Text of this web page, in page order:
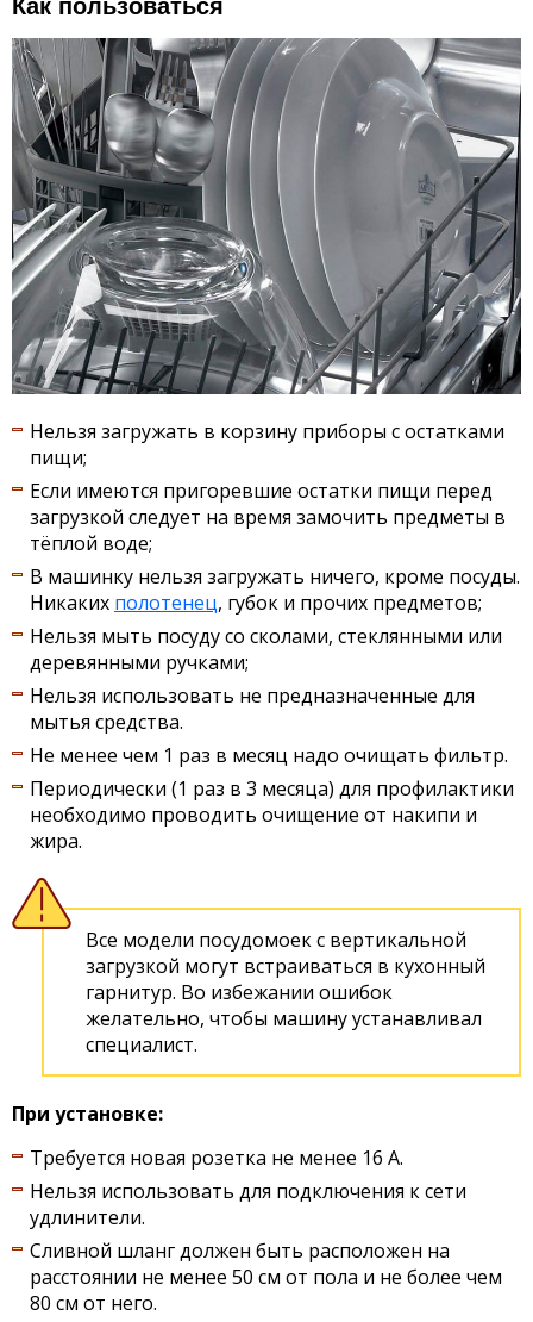
Как пользоваться
Нельзя загружать в корзину приборы с остатками
пищи;
Если имеются пригоревшие остатки пищи перед
загрузкой следует на время замочить предметы в
тёплой воде;
В машинку нельзя загружать ничего, кроме посуды.
Никаких полотенец, губок и прочих предметов;
Нельзя мыть посуду со сколами, стеклянными или
деревянными ручками;
Нельзя использовать не предназначенные для
мытья средства.
Не менее чем 1 раз в месяц надо очищать фильтр.
Периодически (1 раз в 3 месяца) для профилактики
необходимо проводить очищение от накипи и
жира.
Все модели посудомоек с вертикальной
загрузкой могут встраиваться в кухонный
гарнитур. Во избежании ошибок
желательно, чтобы машину устанавливал
специалист.
При установке:
Требуется новая розетка не менее 16 А.
Нельзя использовать для подключения к сети
удлинители.
Сливной шланг должен быть расположен на
расстоянии не менее 50 см от пола и не более чем
80 см от него.